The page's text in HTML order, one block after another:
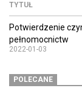
TYTUŁ
Potwierdzenie
pełnomocnictw
2022-01-03
POLECANE